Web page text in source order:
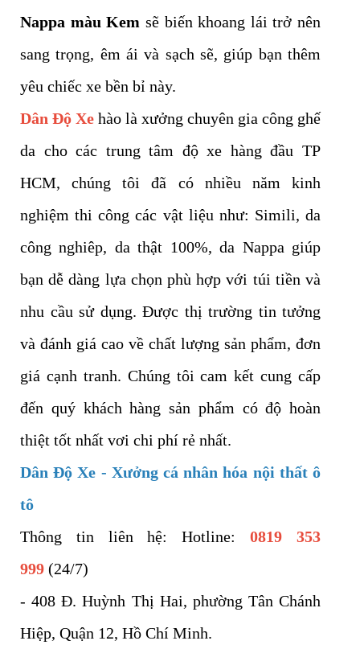
Nappa màu Kem sẽ biến khoang lái trở nên
sang trọng, êm ái và sạch sẽ, giúp bạn thêm
yêu chiếc xe bền bỉ này.
Dân Độ Xe hào là xưởng chuyên gia công ghế
da cho các trung tâm độ xe hàng đầu TP
HCM, chúng tôi đã có nhiều năm kinh
nghiệm thi công các vật liệu như: Simili, da
công nghiêp, da thật 100%, da Nappa giúp
bạn dễ dàng lựa chọn phù hợp với túi tiền và
nhu cầu sử dụng. Được thị trường tin tưởng
và đánh giá cao về chất lượng sản phẩm, đơn
giá cạnh tranh. Chúng tôi cam kết cung cấp
đến quý khách hàng sản phẩm có độ hoàn
thiệt tốt nhất vơi chi phí rẻ nhất.
Dân Độ Xe - Xưởng cá nhân hóa nội thất ô
tô
Thông tin liên hệ: Hotline:0819 353
999 (24/7)
- 408 Đ. Huỳnh Thị Hai, phường Tân Chánh
Hiệp, Quận 12, Hồ Chí Minh.